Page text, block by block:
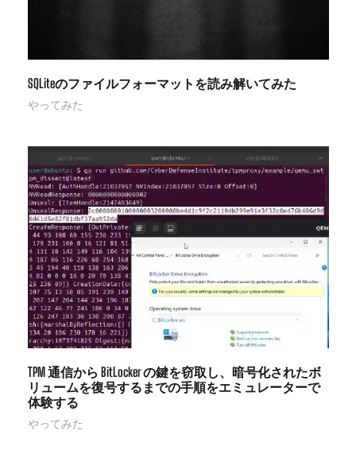
SQLiteのファイルフォーマットを読み解いてみた
やってみた
TPM 通信から BitLocker の鍵を窃取し、暗号化されたボ
リュームを復号するまでの手順をエミュレーターで
体験する
やってみた